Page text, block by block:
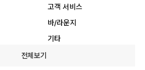
고객 서비스
바/라운지
기타
전체보기